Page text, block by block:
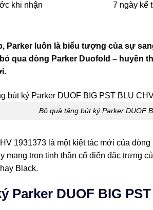
khi nhận 7 ngày kể
Parker luôn là biểu tượng của sự
qua dòng Parker Duofold – huyền
Bộ quà tặng bút ký Parker DUOF
1931373 là một kiệt tác mới của
mang trọn tinh thần cổ điển đặc trưng
Black.
Parker DUOF BIG